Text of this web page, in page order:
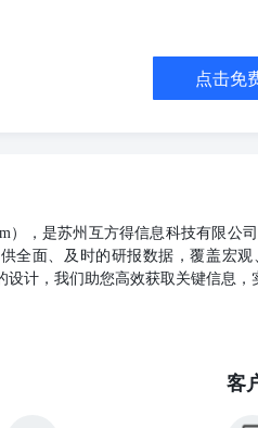
点击免
），是苏州互方得信息科技有限公
全面、及时的研报数据，覆盖宏
计，我们助您高效获取关键信息，
客